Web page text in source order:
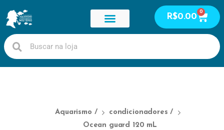
R$0.00
0
Aquarismo / condicionadores /
Ocean guard 120 mL